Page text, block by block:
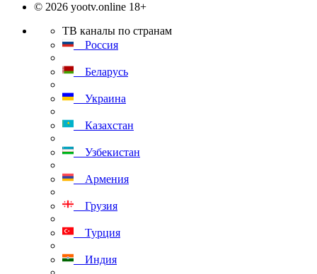
© 2026 yootv.online 18+
ТВ каналы по странам
Россия
Беларусь
Украина
Казахстан
Узбекистан
Армения
Грузия
Турция
Индия